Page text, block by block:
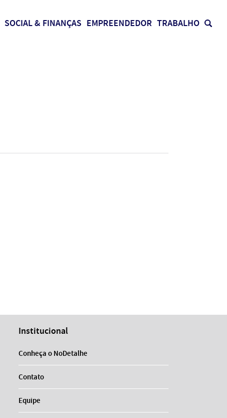
SOCIAL & FINANÇAS EMPREENDEDOR TRABALHO
Institucional
Conheça o NoDetalhe
Contato
Equipe